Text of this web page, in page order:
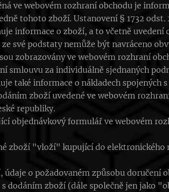
ve webovém rozhraní obchodu je
tohoto zboží. Ustanovení § 1732 odst.
informace o zboží, a to včetně uvedení
své podstaty nemůže být navráceno
zobrazovány ve webovém rozhraní
smlouvu za individuálně sjednaných
také informace o nákladech spojených
zboží uvedené ve webovém
republiky.
objednávkový formulář ve webovém
zboží "vloží" kupující do elektronického
o požadovaném způsobu doručení
dodáním zboží (dále společně jen jako